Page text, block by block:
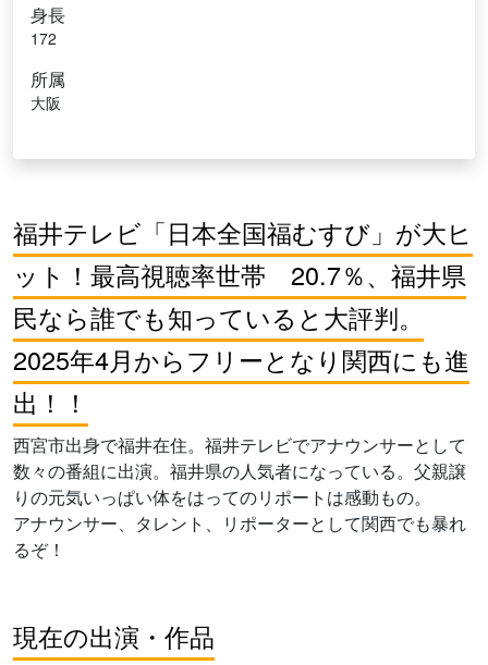
身長
172
所属
大阪
福井テレビ「日本全国福むすび」が大ヒ
ット！最高視聴率世帯 20.7％、福井県
民なら誰でも知っていると大評判。
2025年4月からフリーとなり関西にも進
出！！
西宮市出身で福井在住。福井テレビでアナウンサーとして
数々の番組に出演。福井県の人気者になっている。父親譲
りの元気いっぱい体をはってのリポートは感動もの。
アナウンサー、タレント、リポーターとして関西でも暴れ
るぞ！
現在の出演・作品